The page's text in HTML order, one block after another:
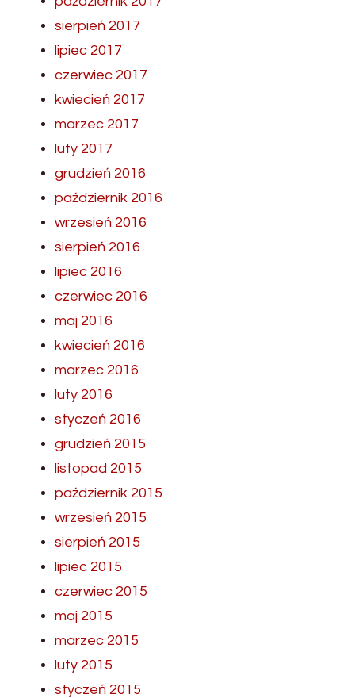
sierpień 2017
lipiec 2017
czerwiec 2017
kwiecień 2017
marzec 2017
luty 2017
grudzień 2016
październik 2016
wrzesień 2016
sierpień 2016
lipiec 2016
czerwiec 2016
maj 2016
kwiecień 2016
marzec 2016
luty 2016
styczeń 2016
grudzień 2015
listopad 2015
październik 2015
wrzesień 2015
sierpień 2015
lipiec 2015
czerwiec 2015
maj 2015
marzec 2015
luty 2015
styczeń 2015